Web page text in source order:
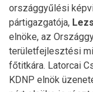
országgyűlési
pártigazgatója,
elnöke, az
területfejlesztési
főtitkára. Latorcai
KDNP elnök